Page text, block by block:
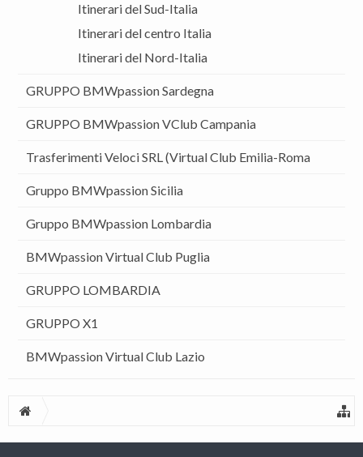
Itinerari del Sud-Italia
Itinerari del centro Italia
Itinerari del Nord-Italia
GRUPPO BMWpassion Sardegna
GRUPPO BMWpassion VClub Campania
Trasferimenti Veloci SRL (Virtual Club Emilia-Roma
Gruppo BMWpassion Sicilia
Gruppo BMWpassion Lombardia
BMWpassion Virtual Club Puglia
GRUPPO LOMBARDIA
GRUPPO X1
BMWpassion Virtual Club Lazio